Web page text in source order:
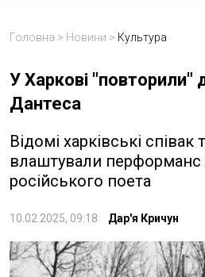
Головна > Новини > Культура
У Харкові "повторили"
Дантеса
Відомі харківські
влаштували перформанс
російського поета
10.02.2025, 09:18 Дар'я Кричун